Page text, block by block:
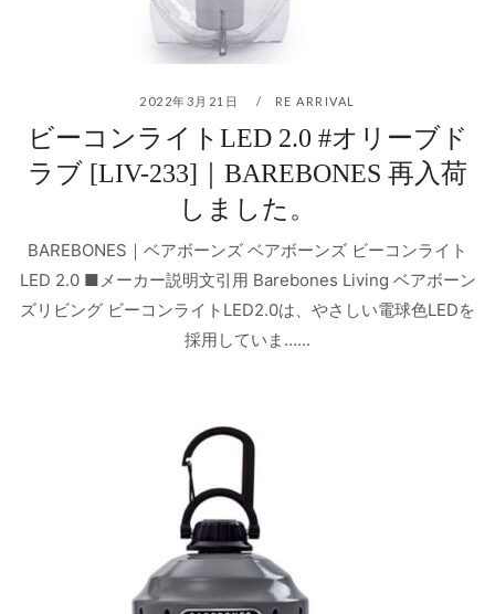
2022年3月21日 RE ARRIVAL
ビーコンライトLED 2.0 #オリーブド
ラブ [LIV-233]｜BAREBONES 再入荷
しました。
BAREBONES｜ベアボーンズ ベアボーンズ ビーコンライト
LED 2.0 ■メーカー説明文引用 Barebones Living ベアボーン
ズリビング ビーコンライトLED2.0は、やさしい電球色LEDを
採用していま…...